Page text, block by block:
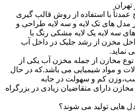
عمدتاً با استفاده از روش قالب گیری
مدل های تک لایه و سه لایه طراحی و
سه لایه یک لایه مشکی رنگ با
مخزن از رشد جلبک در داخل آب
نماید.
نوع مخازن از جمله مخزن آب یکی از
و مواد شیمیایی می باشد.که در حال
کم و سهولت در جابه
دارای متقاضیان زیادی در بزرگراه
هایی تولید می شوند؟